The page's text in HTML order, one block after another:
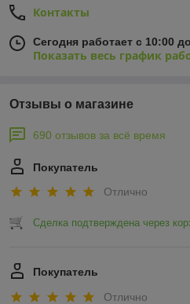
Контакты
Сегодня работает с 10:00
Показать весь график
Отзывы о магазине
690 отзывов за всё время
Покупатель
Отлично
Сделка подтверждена через
Покупатель
Отлично